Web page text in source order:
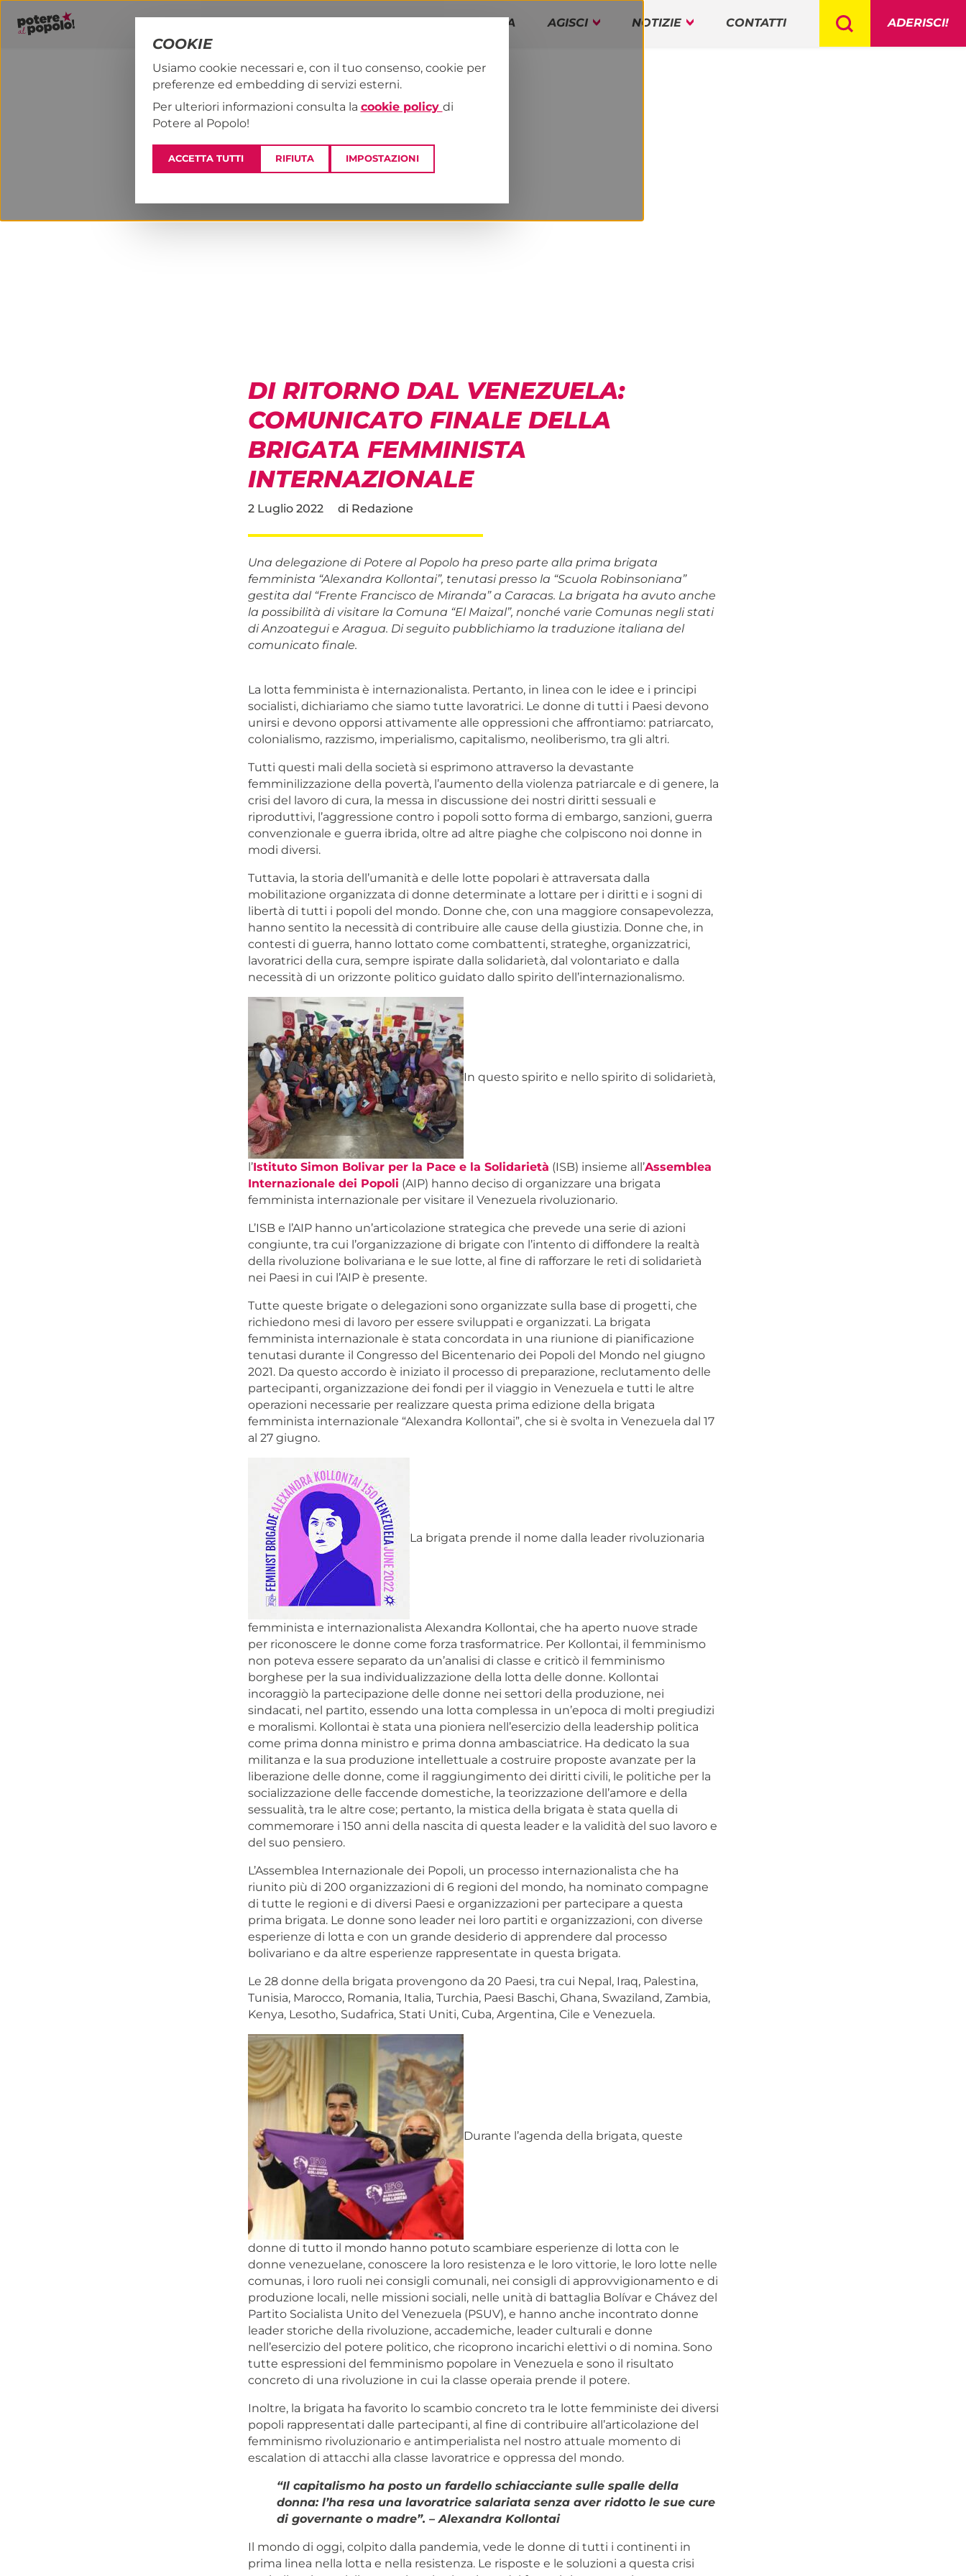
PROGRAMMA AGISCI NOTIZIE CONTATTI ADERISCI!
PAP! NOTIZIE DAI TERRITORI
DI RITORNO DAL VENEZUELA:
COMUNICATO FINALE DELLA
BRIGATA FEMMINISTA
INTERNAZIONALE
2 Luglio 2022 di Redazione
Una delegazione di Potere al Popolo ha preso parte alla prima brigata
femminista “Alexandra Kollontai”, tenutasi presso la “Scuola Robinsoniana”
gestita dal “Frente Francisco de Miranda” a Caracas. La brigata ha avuto anche
la possibilità di visitare la Comuna “El Maizal”, nonché varie Comunas negli stati
di Anzoategui e Aragua. Di seguito pubblichiamo la traduzione italiana del
comunicato finale.
La lotta femminista è internazionalista. Pertanto, in linea con le idee e i principi
socialisti, dichiariamo che siamo tutte lavoratrici. Le donne di tutti i Paesi devono
unirsi e devono opporsi attivamente alle oppressioni che affrontiamo: patriarcato,
colonialismo, razzismo, imperialismo, capitalismo, neoliberismo, tra gli altri.
Tutti questi mali della società si esprimono attraverso la devastante
femminilizzazione della povertà, l’aumento della violenza patriarcale e di genere, la
crisi del lavoro di cura, la messa in discussione dei nostri diritti sessuali e
riproduttivi, l’aggressione contro i popoli sotto forma di embargo, sanzioni, guerra
convenzionale e guerra ibrida, oltre ad altre piaghe che colpiscono noi donne in
modi diversi.
Tuttavia, la storia dell’umanità e delle lotte popolari è attraversata dalla
mobilitazione organizzata di donne determinate a lottare per i diritti e i sogni di
libertà di tutti i popoli del mondo. Donne che, con una maggiore consapevolezza,
hanno sentito la necessità di contribuire alle cause della giustizia. Donne che, in
contesti di guerra, hanno lottato come combattenti, strateghe, organizzatrici,
lavoratrici della cura, sempre ispirate dalla solidarietà, dal volontariato e dalla
necessità di un orizzonte politico guidato dallo spirito dell’internazionalismo.
In questo spirito e nello spirito di solidarietà,
l’Istituto Simon Bolivar per la Pace e la Solidarietà (ISB) insieme all’Assemblea
Internazionale dei Popoli (AIP) hanno deciso di organizzare una brigata
femminista internazionale per visitare il Venezuela rivoluzionario.
L’ISB e l’AIP hanno un’articolazione strategica che prevede una serie di azioni
congiunte, tra cui l’organizzazione di brigate con l’intento di diffondere la realtà
della rivoluzione bolivariana e le sue lotte, al fine di rafforzare le reti di solidarietà
nei Paesi in cui l’AIP è presente.
Tutte queste brigate o delegazioni sono organizzate sulla base di progetti, che
richiedono mesi di lavoro per essere sviluppati e organizzati. La brigata
femminista internazionale è stata concordata in una riunione di pianificazione
tenutasi durante il Congresso del Bicentenario dei Popoli del Mondo nel giugno
2021. Da questo accordo è iniziato il processo di preparazione, reclutamento delle
partecipanti, organizzazione dei fondi per il viaggio in Venezuela e tutti le altre
operazioni necessarie per realizzare questa prima edizione della brigata
femminista internazionale “Alexandra Kollontai”, che si è svolta in Venezuela dal 17
al 27 giugno.
La brigata prende il nome dalla leader rivoluzionaria
femminista e internazionalista Alexandra Kollontai, che ha aperto nuove strade
per riconoscere le donne come forza trasformatrice. Per Kollontai, il femminismo
non poteva essere separato da un’analisi di classe e criticò il femminismo
borghese per la sua individualizzazione della lotta delle donne. Kollontai
incoraggiò la partecipazione delle donne nei settori della produzione, nei
sindacati, nel partito, essendo una lotta complessa in un’epoca di molti pregiudizi
e moralismi. Kollontai è stata una pioniera nell’esercizio della leadership politica
come prima donna ministro e prima donna ambasciatrice. Ha dedicato la sua
militanza e la sua produzione intellettuale a costruire proposte avanzate per la
liberazione delle donne, come il raggiungimento dei diritti civili, le politiche per la
socializzazione delle faccende domestiche, la teorizzazione dell’amore e della
sessualità, tra le altre cose; pertanto, la mistica della brigata è stata quella di
commemorare i 150 anni della nascita di questa leader e la validità del suo lavoro e
del suo pensiero.
L’Assemblea Internazionale dei Popoli, un processo internazionalista che ha
riunito più di 200 organizzazioni di 6 regioni del mondo, ha nominato compagne
di tutte le regioni e di diversi Paesi e organizzazioni per partecipare a questa
prima brigata. Le donne sono leader nei loro partiti e organizzazioni, con diverse
esperienze di lotta e con un grande desiderio di apprendere dal processo
bolivariano e da altre esperienze rappresentate in questa brigata.
Le 28 donne della brigata provengono da 20 Paesi, tra cui Nepal, Iraq, Palestina,
Tunisia, Marocco, Romania, Italia, Turchia, Paesi Baschi, Ghana, Swaziland, Zambia,
Kenya, Lesotho, Sudafrica, Stati Uniti, Cuba, Argentina, Cile e Venezuela.
Durante l’agenda della brigata, queste
donne di tutto il mondo hanno potuto scambiare esperienze di lotta con le
donne venezuelane, conoscere la loro resistenza e le loro vittorie, le loro lotte nelle
comunas, i loro ruoli nei consigli comunali, nei consigli di approvvigionamento e di
produzione locali, nelle missioni sociali, nelle unità di battaglia Bolívar e Chávez del
Partito Socialista Unito del Venezuela (PSUV), e hanno anche incontrato donne
leader storiche della rivoluzione, accademiche, leader culturali e donne
nell’esercizio del potere politico, che ricoprono incarichi elettivi o di nomina. Sono
tutte espressioni del femminismo popolare in Venezuela e sono il risultato
concreto di una rivoluzione in cui la classe operaia prende il potere.
Inoltre, la brigata ha favorito lo scambio concreto tra le lotte femministe dei diversi
popoli rappresentati dalle partecipanti, al fine di contribuire all’articolazione del
femminismo rivoluzionario e antimperialista nel nostro attuale momento di
escalation di attacchi alla classe lavoratrice e oppressa del mondo.
“Il capitalismo ha posto un fardello schiacciante sulle spalle della
donna: l’ha resa una lavoratrice salariata senza aver ridotto le sue cure
di governante o madre”. –Alexandra Kollontai
Il mondo di oggi, colpito dalla pandemia, vede le donne di tutti i continenti in
prima linea nella lotta e nella resistenza. Le risposte e le soluzioni a questa crisi
COOKIE
Usiamo cookie necessari e, con il tuo consenso, cookie per
preferenze ed embedding di servizi esterni.
Per ulteriori informazioni consulta la cookie policy di
Potere al Popolo!
ACCETTA TUTTI RIFIUTA IMPOSTAZIONI